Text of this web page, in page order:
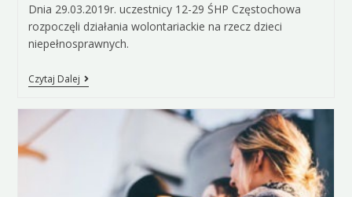
Dnia 29.03.2019r. uczestnicy 12-29 ŚHP Częstochowa
rozpoczęli działania wolontariackie na rzecz dzieci
niepełnosprawnych.
Czytaj Dalej